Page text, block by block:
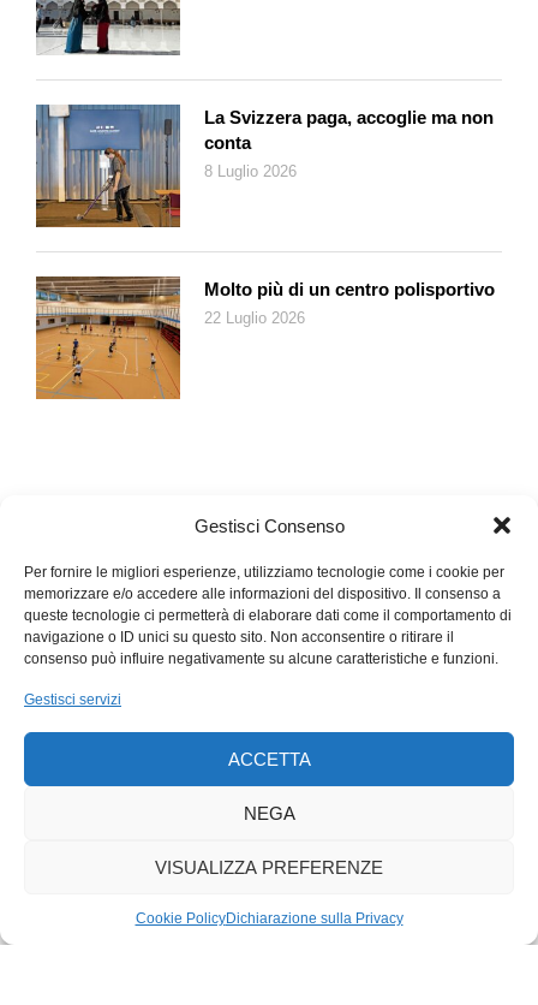
Gestisci Consenso
Per fornire le migliori esperienze, utilizziamo tecnologie come i cookie per
memorizzare e/o accedere alle informazioni del dispositivo. Il consenso a
queste tecnologie ci permetterà di elaborare dati come il comportamento di
navigazione o ID unici su questo sito. Non acconsentire o ritirare il
consenso può influire negativamente su alcune caratteristiche e funzioni.
Gestisci servizi
ACCETTA
NEGA
VISUALIZZA PREFERENZE
Cookie PolicyDichiarazione sulla Privacy
La Svizzera paga, accoglie ma non
conta
8 Luglio 2026
Molto più di un centro polisportivo
22 Luglio 2026